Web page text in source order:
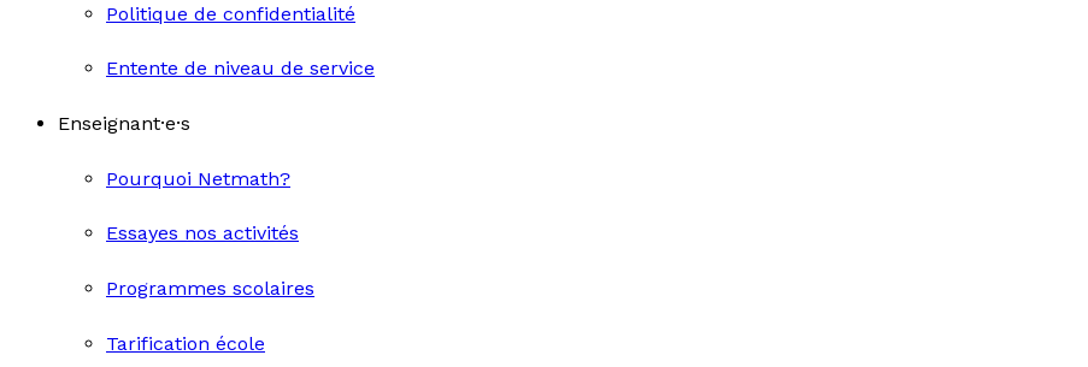
Politique de confidentialité
Entente de niveau de service
Enseignant·e·s
Pourquoi Netmath?
Essayes nos activités
Programmes scolaires
Tarification école